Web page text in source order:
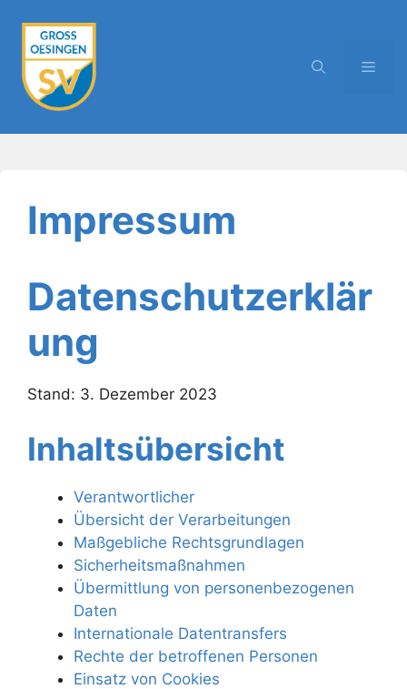
springen
Impressum
Datenschutzerklär
ung
Stand: 3. Dezember 2023
Inhaltsübersicht
Verantwortlicher
Übersicht der Verarbeitungen
Maßgebliche Rechtsgrundlagen
Sicherheitsmaßnahmen
Übermittlung von personenbezogenen
Daten
Internationale Datentransfers
Rechte der betroffenen Personen
Einsatz von Cookies